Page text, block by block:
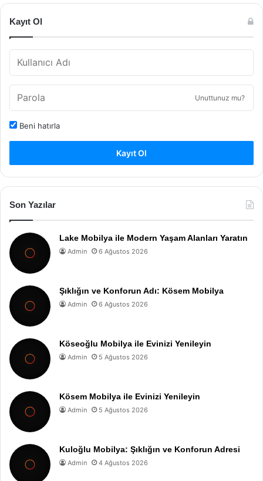
Kayıt Ol
Unuttunuz mu?
Beni hatırla
Kayıt Ol
Son Yazılar
Lake Mobilya ile Modern Yaşam Alanları Yaratın
Admin 6 Ağustos 2026
Şıklığın ve Konforun Adı: Kösem Mobilya
Admin 6 Ağustos 2026
Köseoğlu Mobilya ile Evinizi Yenileyin
Admin 5 Ağustos 2026
Kösem Mobilya ile Evinizi Yenileyin
Admin 5 Ağustos 2026
Kuloğlu Mobilya: Şıklığın ve Konforun Adresi
Admin 4 Ağustos 2026